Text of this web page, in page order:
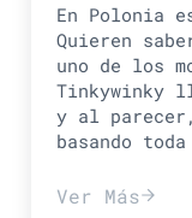
En Polonia
Quieren
uno de los
Tinkywinky
y al
basando
Ver Más
el